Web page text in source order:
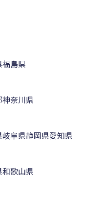
福島県
神奈川県
岐阜県静岡県愛知県
和歌山県